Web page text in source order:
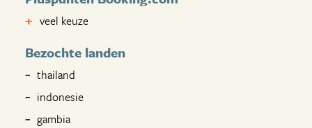
veel keuze
Bezochte landen
thailand
indonesie
gambia